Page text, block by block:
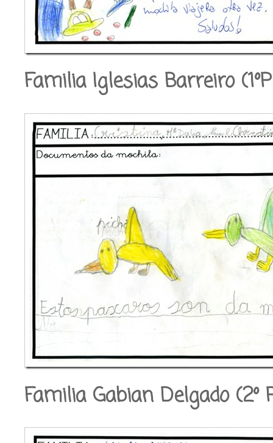
Familia Iglesias Barreiro
Familia Gabian Delgado